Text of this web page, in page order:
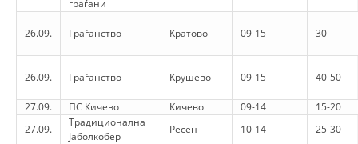
граѓани
26.09. Граѓанство Кратово 09-15 30
26.09. Граѓанство Крушево 09-15 40-50
27.09. ПС Кичево Кичево 09-14
15-20
27.09.
Традиционална
Јаболкобер
Ресен 10-14 25-30